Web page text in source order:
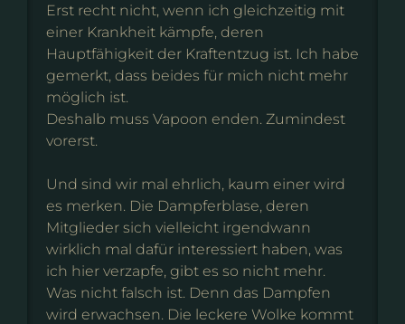
Erst recht nicht, wenn ich gleichzeitig mit
einer Krankheit kämpfe, deren
Hauptfähigkeit der Kraftentzug ist. Ich habe
gemerkt, dass beides für mich nicht mehr
möglich ist.
Deshalb muss Vapoon enden. Zumindest
vorerst.
Und sind wir mal ehrlich, kaum einer wird
es merken. Die Dampferblase, deren
Mitglieder sich vielleicht irgendwann
wirklich mal dafür interessiert haben, was
ich hier verzapfe, gibt es so nicht mehr.
Was nicht falsch ist. Denn das Dampfen
wird erwachsen. Die leckere Wolke kommt